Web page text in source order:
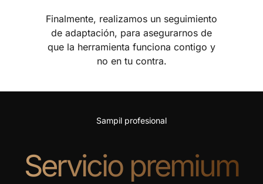
Finalmente, realizamos un seguimiento
de adaptación, para asegurarnos de
que la herramienta funciona contigo y
no en tu contra.
Sampil profesional
Servicio premium